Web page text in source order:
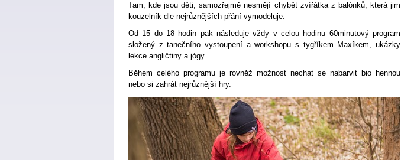
Tam, kde jsou děti, samozřejmě nesmějí chybět zvířátka z balónků, která jim
kouzelník dle nejrůznějších přání vymodeluje.
Od 15 do 18 hodin pak následuje vždy v celou hodinu 60minutový program
složený z tanečního vystoupení a workshopu s tygříkem Maxíkem, ukázky
lekce angličtiny a jógy.
Během celého programu je rovněž možnost nechat se nabarvit bio hennou
nebo si zahrát nejrůznější hry.